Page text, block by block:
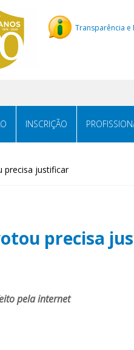
Transparência e
INSCRIÇÃO
precisa justificar
precisa
pela internet